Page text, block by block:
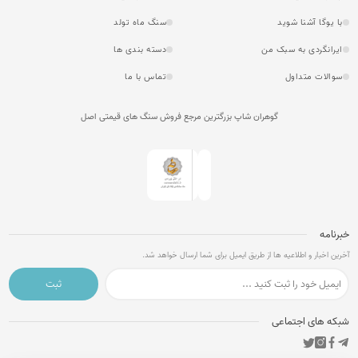
با یوگا آشنا شوید
سنگ ماه تولد
ایرانگردی به سبک من
دسته بندی ها
سوالات متداول
تماس با ما
گوهران شاپ بزرگترین مرجع فروش سنگ های قیمتی اصل
خبرنامه
آخرین اخبار و اطلاعیه ها از طریق ایمیل برای شما ارسال خواهد شد.
ثبت
شبکه های اجتماعی